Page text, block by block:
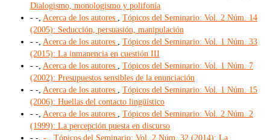
Dialogismo, monologismo y polifonía
- -, Acerca de los autores
Tópicos del Seminario: Vol. 2 Núm. 14
(2005): Seducción, persuasión, manipulación
- -, Acerca de los autores
Tópicos del Seminario: Vol. 1 Núm. 33
(2015): La inmanencia en cuestión III
- -, Acerca de los autores
Tópicos del Seminario: Vol. 1 Núm. 7
(2002): Presupuestos sensibles de la enunciación
- -, Acerca de los autores
Tópicos del Seminario: Vol. 1 Núm. 15
(2006): Huellas del contacto lingüístico
- -, Acerca de los autores
Tópicos del Seminario: Vol. 2 Núm. 2
(1999): La percepción puesta en discurso
- -, -
Tópicos del Seminario: Vol. 2 Núm. 32 (2014): La